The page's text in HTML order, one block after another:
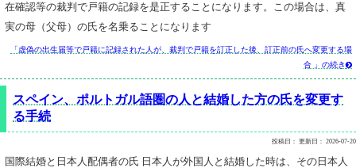
在確認等の裁判で戸籍の記録を是正することになります。この場合は、真
実の母（父母）の氏を名乗ることになります
「虚偽の出生届等で戸籍に記録された人が、裁判で戸籍を訂正した後、訂正前の氏へ変更する場
合 」の続き
スペイン、ポルトガル語圏の人と結婚した方の氏を変更す
る手続
投稿日： 更新日： 2026-07-20
国際結婚と日本人配偶者の氏 日本人が外国人と結婚した時は、その日本人